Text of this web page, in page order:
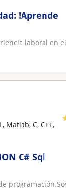
!Aprende
laboral en
Matlab, C, C++,
C# Sql